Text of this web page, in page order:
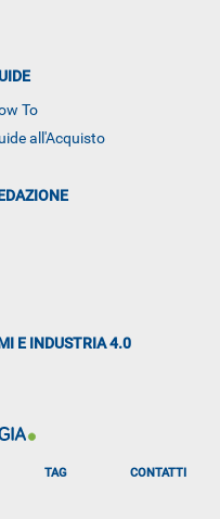
To
all'Acquisto
E INDUSTRIA 4.0
TAG CONTATTI